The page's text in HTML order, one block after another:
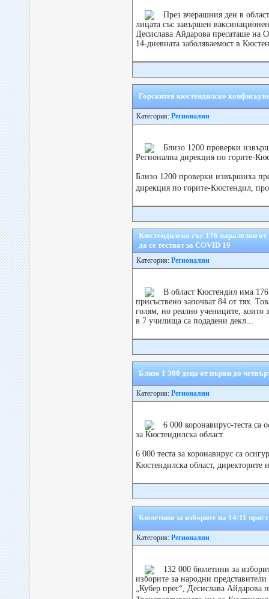
През вчерашния ден в
лицата със завършен
Десислава Айдарова пресаташе на
14-дневната заболяваемост в
Горскитев кюстендилско
Категория: Регионални
Близо 1200 проверки
Регионална дирекция по горите-
Близо 1200 проверки извършиха
дирекция по горите-Кюстендил,
Кюстендилско със 176 паралелки от
да се тестват за COVID 19
Категория: Регионални
В област Кюстендил има
присъствено започват 84 от тях.
голям, но реално учениците, които
в 7 училища са подадени декл...
Близо 1 300 деца от първи до
Категория: Регионални
6 000 коронавирус-теста са
за Кюстендилска област.
6 000 теста за коронавирус са
Кюстендилска област,
Бюлетини за изборите на 14/11
Категория: Регионални
132 000 бюлетини за
изборите за народни
„Кубер прес“, Десислава